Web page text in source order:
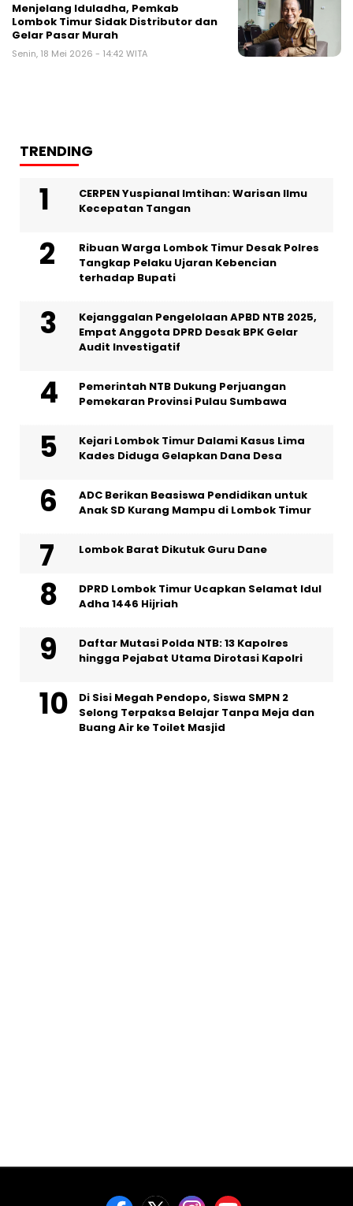
Menjelang Iduladha, Pemkab
Lombok Timur Sidak Distributor dan
Gelar Pasar Murah
Senin, 18 Mei 2026 - 14:42 WITA
TRENDING
CERPEN Yuspianal Imtihan: Warisan Ilmu
Kecepatan Tangan
Ribuan Warga Lombok Timur Desak Polres
Tangkap Pelaku Ujaran Kebencian
terhadap Bupati
Kejanggalan Pengelolaan APBD NTB 2025,
Empat Anggota DPRD Desak BPK Gelar
Audit Investigatif
Pemerintah NTB Dukung Perjuangan
Pemekaran Provinsi Pulau Sumbawa
Kejari Lombok Timur Dalami Kasus Lima
Kades Diduga Gelapkan Dana Desa
ADC Berikan Beasiswa Pendidikan untuk
Anak SD Kurang Mampu di Lombok Timur
Lombok Barat Dikutuk Guru Dane
DPRD Lombok Timur Ucapkan Selamat Idul
Adha 1446 Hijriah
Daftar Mutasi Polda NTB: 13 Kapolres
hingga Pejabat Utama Dirotasi Kapolri
Di Sisi Megah Pendopo, Siswa SMPN 2
Selong Terpaksa Belajar Tanpa Meja dan
Buang Air ke Toilet Masjid